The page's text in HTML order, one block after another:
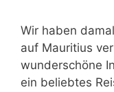
Wir haben
auf Mauritius
wunderschöne
ein beliebtes